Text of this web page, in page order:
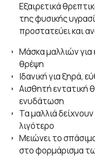
Εξαιρετικά
της φυσικής
προστατεύει και
Μάσκα μαλλιών για
θρέψη
Ιδανική για ξηρά,
Αισθητή εντατική
ενυδάτωση
Τα μαλλιά
λιγότερο
Μειώνει το
στο φορμάρισμα